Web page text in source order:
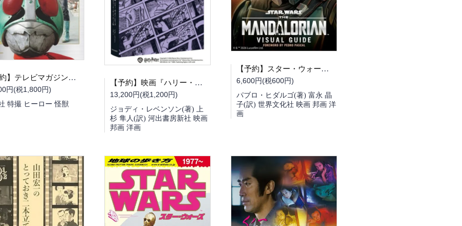
【予約】テレビマガジン特別編集 仮面ライダー 昭和46年~48年 講談社所蔵写真集 究極（09/03頃発送予定）（送料無料）
円(税1,800円)
特撮 ヒーロー 怪獣
【予約】映画『ハリー・ポッター』シリーズ 公式ストーリーボード・アート集（10/09頃発送予定）（送料無料）
13,200円(税1,200円)
ジョディ・レベンソン(著) 上
杉 隼人(訳) 河出書房新社 映画
邦画 洋画
【予約】スター・ウォーズ／マンダロリアン公式ビジュアルガイド（10/27頃発送予定）
6,600円(税600円)
パブロ・ヒダルゴ(著) 富永 晶
子(訳) 世界文化社 映画 邦画 洋
画